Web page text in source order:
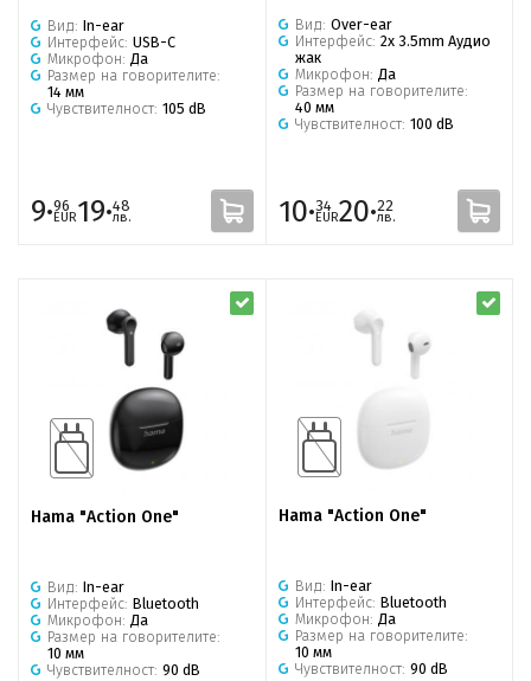
Вид: In-ear
Интерфейс: USB-C
Микрофон: Да
Размер на говорителите:
14 мм
Чувствителност: 105 dB
9·96
EUR19·48
лв.
Вид: Over-ear
Интерфейс: 2x 3.5mm Аудио
жак
Микрофон: Да
Размер на говорителите:
40 мм
Чувствителност: 100 dB
10·34
EUR20·22
лв.
Hama "Action One"
Вид: In-ear
Интерфейс: Bluetooth
Микрофон: Да
Размер на говорителите:
10 мм
Чувствителност: 90 dB
Hama "Action One"
Вид: In-ear
Интерфейс: Bluetooth
Микрофон: Да
Размер на говорителите:
10 мм
Чувствителност: 90 dB